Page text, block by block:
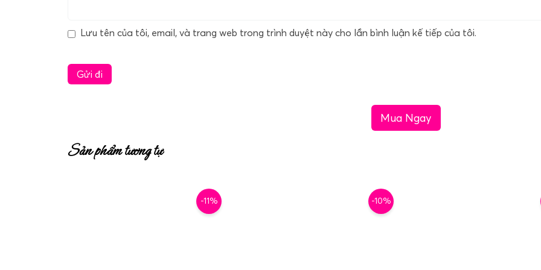
Lưu tên của tôi, email, và trang web trong trình duyệt này cho lần bình luận kế tiếp của tôi.
Mua Ngay
Sản phẩm tương tự
-11% -10%